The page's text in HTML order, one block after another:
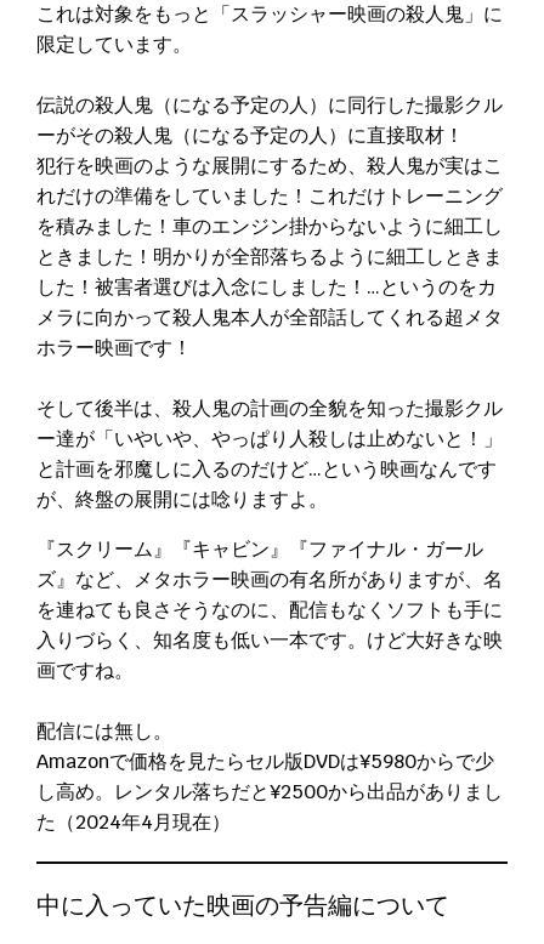
これは対象をもっと「スラッシャー映画の殺人鬼」に
限定しています。
伝説の殺人鬼（になる予定の人）に同行した撮影クル
ーがその殺人鬼（になる予定の人）に直接取材！
犯行を映画のような展開にするため、殺人鬼が実はこ
れだけの準備をしていました！これだけトレーニング
を積みました！車のエンジン掛からないように細工し
ときました！明かりが全部落ちるように細工しときま
した！被害者選びは入念にしました！…というのをカ
メラに向かって殺人鬼本人が全部話してくれる超メタ
ホラー映画です！
そして後半は、殺人鬼の計画の全貌を知った撮影クル
ー達が「いやいや、やっぱり人殺しは止めないと！」
と計画を邪魔しに入るのだけど…という映画なんです
が、終盤の展開には唸りますよ。
『スクリーム』『キャビン』『ファイナル・ガール
ズ』など、メタホラー映画の有名所がありますが、名
を連ねても良さそうなのに、配信もなくソフトも手に
入りづらく、知名度も低い一本です。けど大好きな映
画ですね。
配信には無し。
Amazonで価格を見たらセル版DVDは¥5980からで少
し高め。レンタル落ちだと¥2500から出品がありまし
た（2024年4月現在）
中に入っていた映画の予告編について